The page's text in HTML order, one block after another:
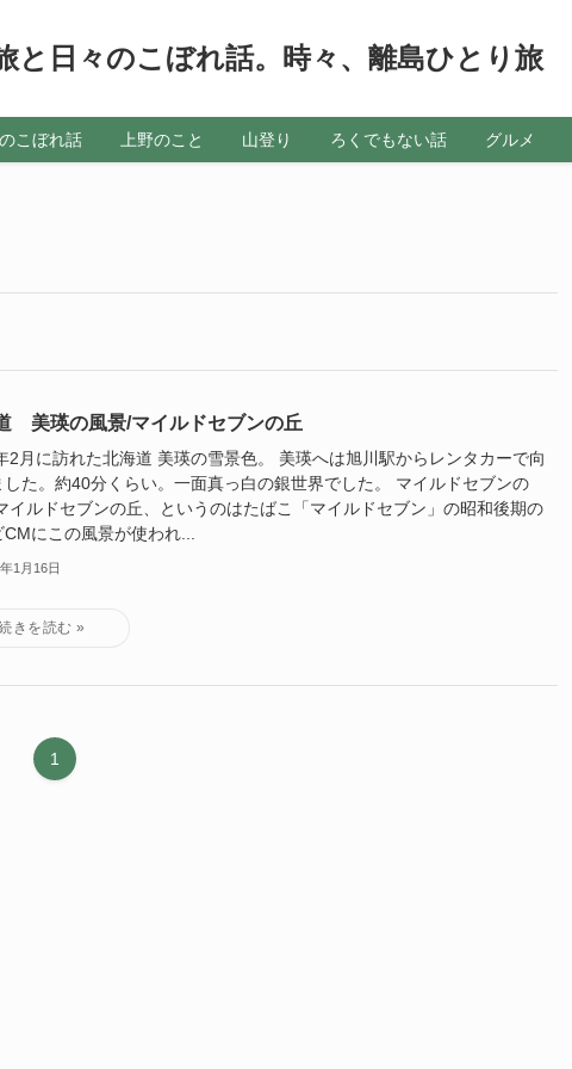
と日々のこぼれ話。時々、離島ひとり旅
こぼれ話 上野のこと 山登り ろくでもない話 グルメ
美瑛の風景/マイルドセブンの丘
2月に訪れた北海道 美瑛の雪景色。 美瑛へは旭川駅からレンタカーで向
した。約40分くらい。一面真っ白の銀世界でした。 マイルドセブンの
イルドセブンの丘、というのはたばこ「マイルドセブン」の昭和後期の
にこの風景が使われ...
1月16日
1